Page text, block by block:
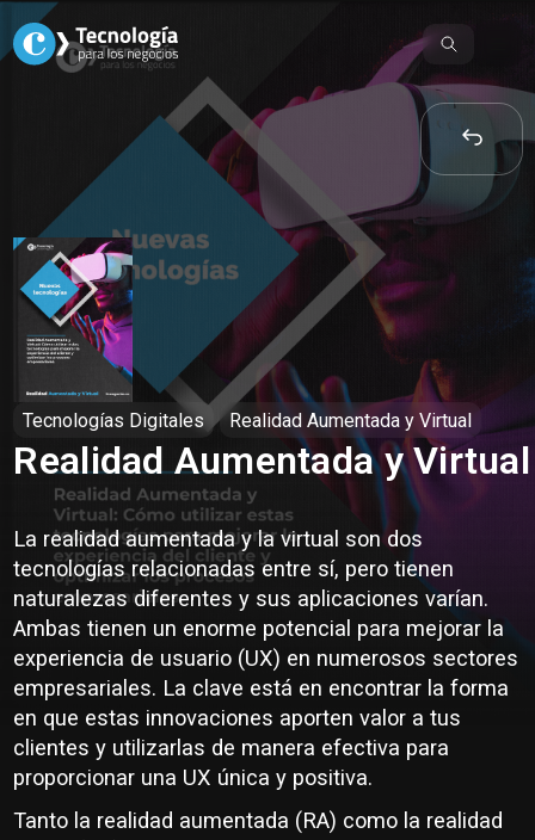
Skip
content
Tecnologías Digitales Realidad Aumentada y Virtual
Realidad Aumentada y Virtual
La realidad aumentada y la virtual son dos
tecnologías relacionadas entre sí, pero tienen
naturalezas diferentes y sus aplicaciones varían.
Ambas tienen un enorme potencial para mejorar la
experiencia de usuario (UX) en numerosos sectores
empresariales. La clave está en encontrar la forma
en que estas innovaciones aporten valor a tus
clientes y utilizarlas de manera efectiva para
proporcionar una UX única y positiva.
Tanto la realidad aumentada (RA) como la realidad